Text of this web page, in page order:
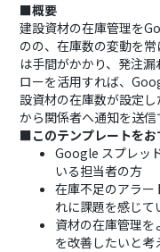
■概要
建設資材の在庫管理を
のの、在庫数の変動を
は手間がかかり、発注
ローを活用すれば、
設資材の在庫数が設定
から関係者へ通知を送信
■このテンプレートをお
Google スプレッ
いる担当者の方
在庫不足のアラー
れに課題を感じて
資材の在庫管理を
を改善したいと考